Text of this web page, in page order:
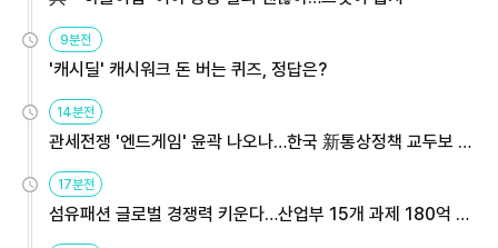
9분전
'캐시딜' 캐시워크 돈 버는 퀴즈, 정답은?
14분전
관세전쟁 '엔드게임' 윤곽 나오나…한국 新통상정책 교두보 활
용해야
17분전
섬유패션 글로벌 경쟁력 키운다…산업부 15개 과제 180억 지
원